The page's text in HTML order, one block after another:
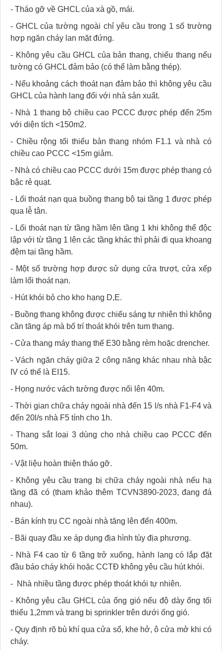
- Tháo gỡ về GHCL của xà gồ, mái.
- GHCL của tường ngoài chỉ yêu cầu trong 1 số trường
hợp ngăn cháy lan mặt đứng.
- Không yêu cầu GHCL của bản thang, chiếu thang nếu
tường có GHCL đảm bảo (có thể làm bằng thép).
- Nếu khoảng cách thoát nạn đảm bảo thì không yêu cầu
GHCL của hành lang đối với nhà sản xuất.
- Nhà 1 thang bộ chiều cao PCCC được phép đến 25m
với diện tích <150m2.
- Chiều rộng tối thiểu bản thang nhóm F1.1 và nhà có
chiều cao PCCC <15m giảm.
- Nhà có chiều cao PCCC dưới 15m được phép thang có
bậc rẻ quạt.
- Lối thoát nạn qua buồng thang bộ tại tầng 1 được phép
qua lễ tân.
- Lối thoát nạn từ tầng hầm lên tầng 1 khi không thể độc
lập với từ tầng 1 lên các tầng khác thì phải đi qua khoang
đệm tại tầng hầm.
- Một số trường hợp được sử dụng cửa trượt, cửa xếp
làm lối thoát nạn.
- Hút khói bỏ cho kho hạng D,E.
- Buồng thang không được chiếu sáng tự nhiên thì không
cần tăng áp mà bố trí thoát khói trên tum thang.
- Cửa thang máy thang thế E30 bằng rèm hoặc drencher.
- Vách ngăn cháy giữa 2 công năng khác nhau nhà bậc
IV có thể là EI15.
- Họng nước vách tường được nối lên 40m.
- Thời gian chữa cháy ngoài nhà đến 15 l/s nhà F1-F4 và
đến 20l/s nhà F5 tính cho 1h.
- Thang sắt loại 3 dùng cho nhà chiều cao PCCC đến
50m.
- Vật liệu hoàn thiện tháo gỡ.
- Không yêu cầu trang bị chữa cháy ngoài nhà nếu hạ
tầng đã có (tham khảo thêm TCVN3890-2023, đang đá
nhau).
- Bán kính trụ CC ngoài nhà tăng lên đến 400m.
- Bãi quay đầu xe áp dụng địa hình tùy địa phương.
- Nhà F4 cao từ 6 tầng trở xuống, hành lang có lắp đặt
đầu báo cháy khói hoặc CCTĐ không yêu cầu hút khói.
- Nhà nhiều tầng được phép thoát khói tự nhiên.
- Không yêu cầu GHCL của ống gió nếu độ dày ống tối
thiểu 1,2mm và trang bị sprinkler trên dưới ống gió.
- Quy định rõ bù khí qua cửa sổ, khe hở, ô cửa mở khi có
cháy.